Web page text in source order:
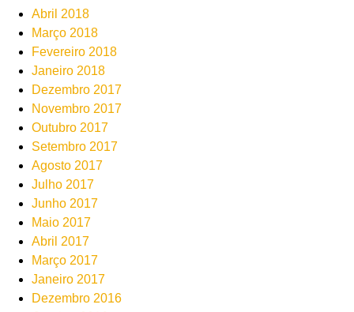
Abril 2018
Março 2018
Fevereiro 2018
Janeiro 2018
Dezembro 2017
Novembro 2017
Outubro 2017
Setembro 2017
Agosto 2017
Julho 2017
Junho 2017
Maio 2017
Abril 2017
Março 2017
Janeiro 2017
Dezembro 2016